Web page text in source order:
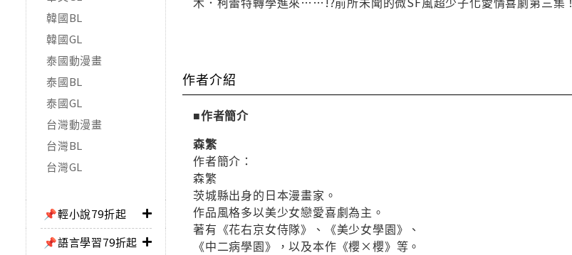
韓國BL
韓國GL
泰國動漫畫
泰國BL
泰國GL
台灣動漫畫
台灣BL
台灣GL
📌輕小說79折起
📌語言學習79折起
作者介紹
■作者簡介
森繁
作者簡介：
森繁
茨城縣出身的日本漫畫家。
作品風格多以美少女戀愛喜劇為主。
著有《花右京女侍隊》、《美少女學園》、
《中二病學園》，以及本作《櫻×櫻》等。